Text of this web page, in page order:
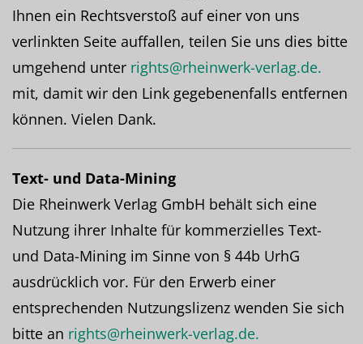
Ihnen ein Rechtsverstoß auf einer von uns
verlinkten Seite auffallen, teilen Sie uns dies bitte
umgehend unter rights@rheinwerk-verlag.de.
mit, damit wir den Link gegebenenfalls entfernen
können. Vielen Dank.
Text- und Data-Mining
Die Rheinwerk Verlag GmbH behält sich eine
Nutzung ihrer Inhalte für kommerzielles Text-
und Data-Mining im Sinne von § 44b UrhG
ausdrücklich vor. Für den Erwerb einer
entsprechenden Nutzungslizenz wenden Sie sich
bitte an rights@rheinwerk-verlag.de.